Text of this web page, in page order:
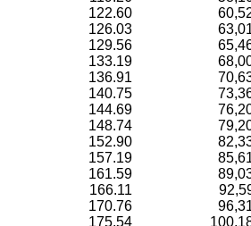
122.60
126.03
129.56
133.19
136.91
140.75
144.69
148.74
152.90
157.19
161.59
166.11
170.76
175.54